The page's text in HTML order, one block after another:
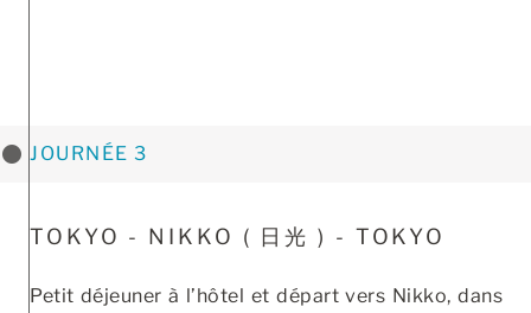
JOURNÉE 3
TOKYO - NIKKO ( ⽇光 ) - TOKYO
Petit déjeuner à l’hôtel et départ vers Nikko, dans